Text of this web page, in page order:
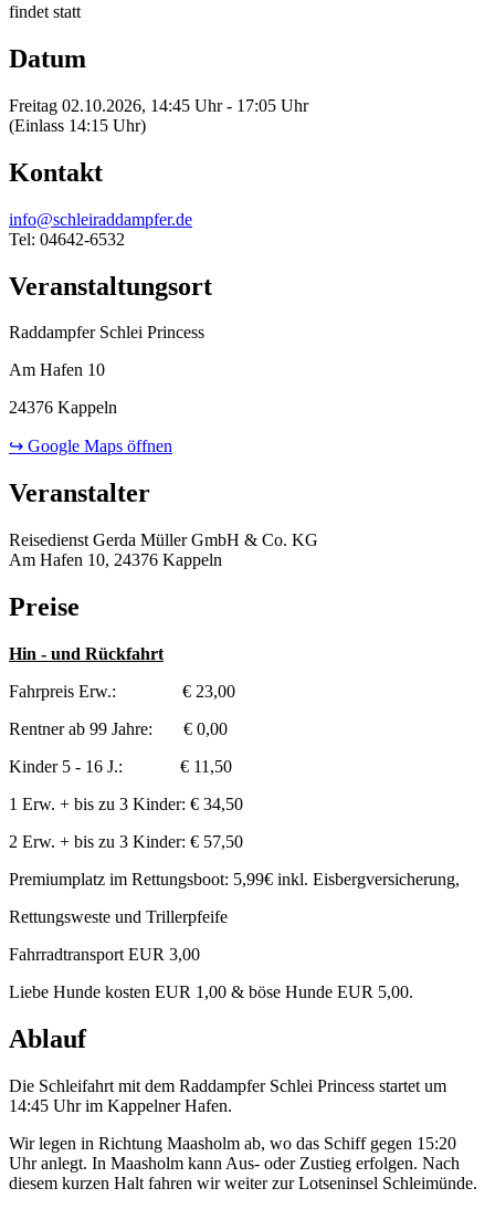
findet statt
Datum
Freitag 02.10.2026, 14:45 Uhr - 17:05 Uhr
(Einlass 14:15 Uhr)
Kontakt
info@schleiraddampfer.de
Tel: 04642-6532
Veranstaltungsort
Raddampfer Schlei Princess
Am Hafen 10
24376 Kappeln
↪ Google Maps öffnen
Veranstalter
Reisedienst Gerda Müller GmbH & Co. KG
Am Hafen 10, 24376 Kappeln
Preise
Hin - und Rückfahrt
Fahrpreis Erw.: € 23,00
Rentner ab 99 Jahre: € 0,00
Kinder 5 - 16 J.: € 11,50
1 Erw. + bis zu 3 Kinder: € 34,50
2 Erw. + bis zu 3 Kinder: € 57,50
Premiumplatz im Rettungsboot: 5,99€ inkl. Eisbergversicherung,
Rettungsweste und Trillerpfeife
Fahrradtransport EUR 3,00
Liebe Hunde kosten EUR 1,00 & böse Hunde EUR 5,00.
Ablauf
Die Schleifahrt mit dem Raddampfer Schlei Princess startet um
14:45 Uhr im Kappelner Hafen.
Wir legen in Richtung Maasholm ab, wo das Schiff gegen 15:20
Uhr anlegt. In Maasholm kann Aus- oder Zustieg erfolgen. Nach
diesem kurzen Halt fahren wir weiter zur Lotseninsel Schleimünde.